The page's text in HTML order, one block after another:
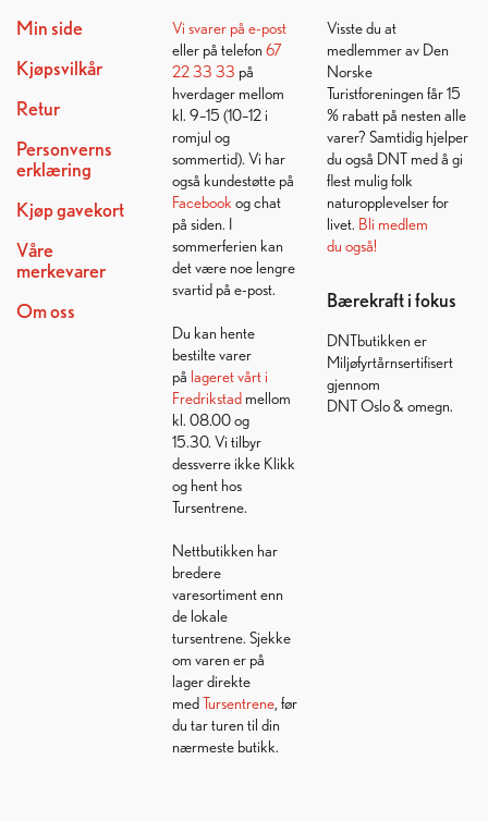
Min side
Kjøpsvilkår
Retur
Personverns
erklæring
Kjøp gavekort
Våre
merkevarer
Om oss
Vi svarer på e-post
eller på telefon 67
22 33 33 på
hverdager mellom
kl. 9–15 (10–12 i
romjul og
sommertid). Vi har
også kundestøtte på
Facebook og chat
på siden. I
sommerferien kan
det være noe lengre
svartid på e-post.
Du kan hente
bestilte varer
på lageret vårt i
Fredrikstadmellom
kl. 08.00 og
15.30. Vi tilbyr
dessverre ikke Klikk
og hent hos
Tursentrene.
Nettbutikken har
bredere
varesortiment enn
de lokale
tursentrene. Sjekke
om varen er på
lager direkte
medTursentrene, før
du tar turen til din
nærmeste butikk.
Visste du at
medlemmer av Den
Norske
Turistforeningen får 15
% rabatt på nesten alle
varer? Samtidig hjelper
du også DNT med å gi
flest mulig folk
naturopplevelser for
livet. Bli medlem
du også!
Bærekraft i fokus
DNTbutikken er
Miljøfyrtårnsertifisert
gjennom
DNT Oslo & omegn.